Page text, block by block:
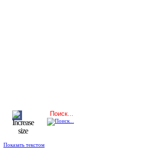
Показать текстом